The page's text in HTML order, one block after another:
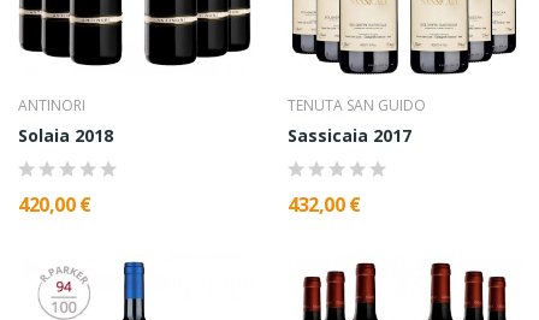
ANTINORI
Solaia 2018
420,00 €
TENUTA SAN GUIDO
Sassicaia 2017
432,00 €